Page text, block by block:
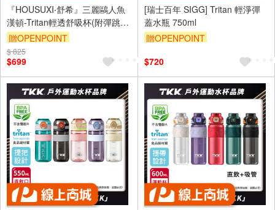
『HOUSUXI‧舒希』三麗鷗人魚
漢頓-Tritan輕透舒吸杯(附彈跳吸
管)760ml(A3)
贈OPENPOINT
$ 825
$699
[瑞士百年 SIGG] Tritan 輕淨彈
蓋水瓶 750ml
贈OPENPOINT
$720